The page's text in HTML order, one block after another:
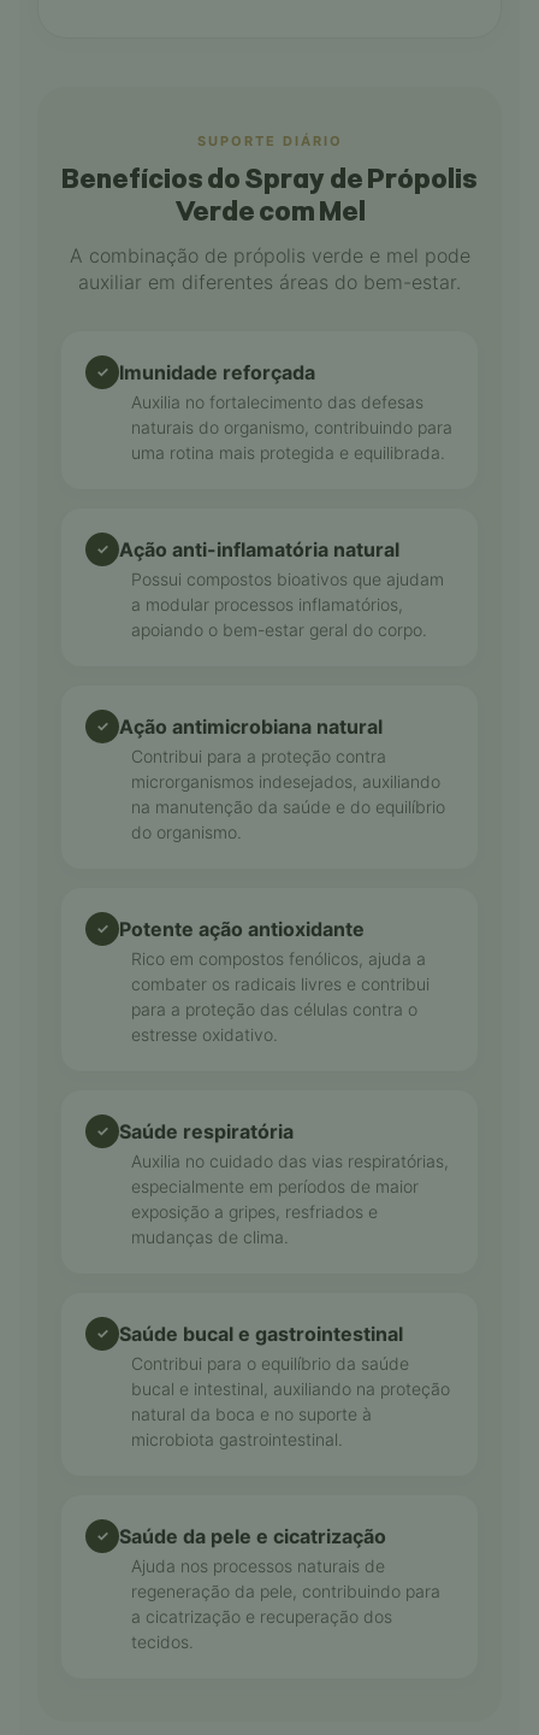
SUPORTE DIÁRIO
Benefícios do Spray de Própolis
Verde com Mel
A combinação de própolis verde e mel pode
auxiliar em diferentes áreas do bem-estar.
✓ Imunidade reforçada
Auxilia no fortalecimento das defesas
naturais do organismo, contribuindo para
uma rotina mais protegida e equilibrada.
✓ Ação anti-inflamatória natural
Possui compostos bioativos que ajudam
a modular processos inflamatórios,
apoiando o bem-estar geral do corpo.
✓ Ação antimicrobiana natural
Contribui para a proteção contra
microrganismos indesejados, auxiliando
na manutenção da saúde e do equilíbrio
do organismo.
✓ Potente ação antioxidante
Rico em compostos fenólicos, ajuda a
combater os radicais livres e contribui
para a proteção das células contra o
estresse oxidativo.
✓ Saúde respiratória
Auxilia no cuidado das vias respiratórias,
especialmente em períodos de maior
exposição a gripes, resfriados e
mudanças de clima.
✓ Saúde bucal e gastrointestinal
Contribui para o equilíbrio da saúde
bucal e intestinal, auxiliando na proteção
natural da boca e no suporte à
microbiota gastrointestinal.
✓ Saúde da pele e cicatrização
Ajuda nos processos naturais de
regeneração da pele, contribuindo para
a cicatrização e recuperação dos
tecidos.